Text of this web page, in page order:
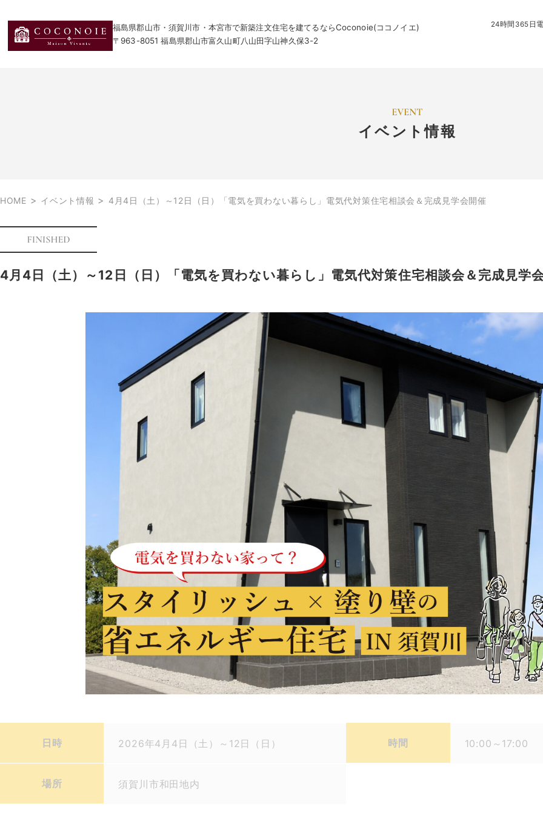
福島県郡山市・須賀川市・本宮市で新築注文住宅を建てるならCoconoie(ココノイエ)
〒963-8051 福島県郡山市富久山町八山田字山神久保3-2
24時間365日
イベント情報
HOME > イベント情報 > 4月4日（土）～12日（日）「電気を買わない暮らし」電気代対策住宅相談会＆完成見学会開催
4月4日（土）～12日（日）「電気を買わない暮らし」電気代対策住宅相談会＆完成見学
日時 2026年4月4日（土）～12日（日） 時間 10:00～17:00
場所 須賀川市和田地内